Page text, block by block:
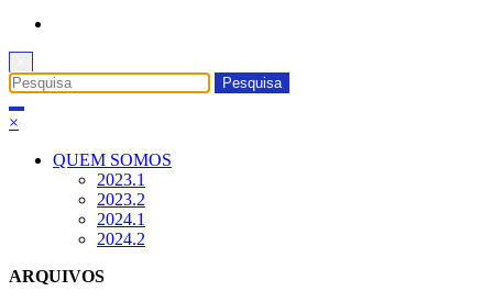
×
QUEM SOMOS
2023.1
2023.2
2024.1
2024.2
ARQUIVOS